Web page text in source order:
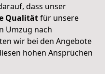
dass unser
Qualitätfür unsere
Umzug nach
wir bei den Angebote
hohen Ansprüchen